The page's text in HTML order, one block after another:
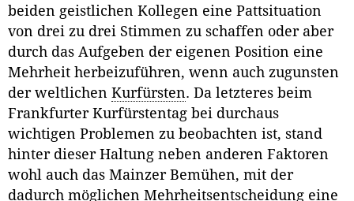
beiden geistlichen Kollegen eine Pattsituation
von drei zu drei Stimmen zu schaffen oder aber
durch das Aufgeben der eigenen Position eine
Mehrheit herbeizuführen, wenn auch zugunsten
der weltlichen Kurfürsten. Da letzteres beim
Frankfurter Kurfürstentag bei durchaus
wichtigen Problemen zu beobachten ist, stand
hinter dieser Haltung neben anderen Faktoren
wohl auch das Mainzer Bemühen, mit der
dadurch möglichen Mehrheitsentscheidung eine